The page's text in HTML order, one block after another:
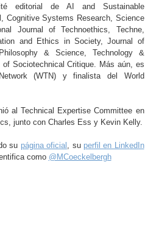
editorial de AI and Sustainable
Cognitive Systems Research, Science
Journal of Technoethics, Techne,
and Ethics in Society, Journal of
& Science, Technology &
of Sociotechnical Critique. Más aún, es
(WTN) y finalista del World
al Technical Expertise Committee en
junto con Charles Ess y Kevin Kelly.
su página oficial , su perfil en LinkedIn
como @MCoeckelbergh